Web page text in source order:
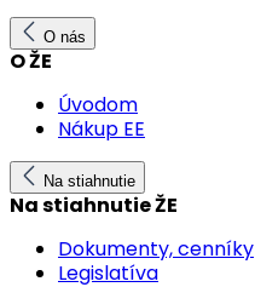
O nás
O ŽE
Úvodom
Nákup EE
Na stiahnutie
Na stiahnutie ŽE
Dokumenty, cenníky
Legislatíva